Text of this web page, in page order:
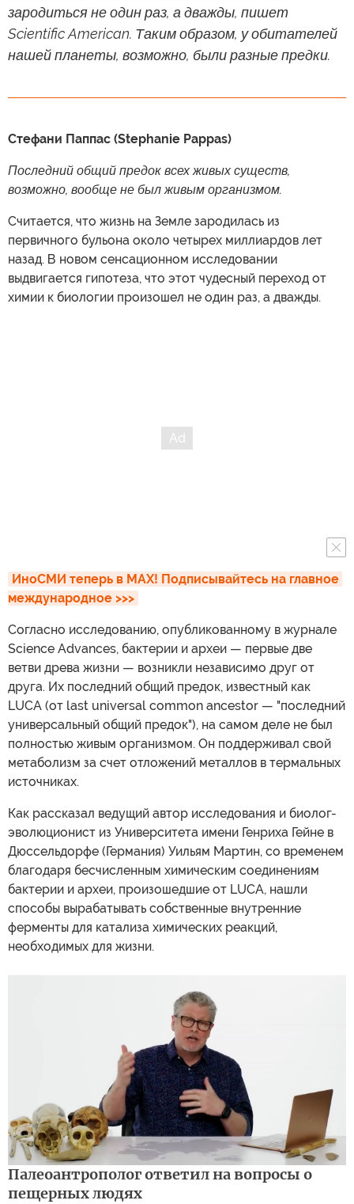
зародиться не один раз, а дважды, пишет
Scientific American. Таким образом, у обитателей
нашей планеты, возможно, были разные предки.
Стефани Паппас (Stephanie Pappas)
Последний общий предок всех живых существ,
возможно, вообще не был живым организмом.
Считается, что жизнь на Земле зародилась из
первичного бульона около четырех миллиардов лет
назад. В новом сенсационном исследовании
выдвигается гипотеза, что этот чудесный переход от
химии к биологии произошел не один раз, а дважды.
ИноСМИ теперь в MAX! Подписывайтесь на главное
международное >>>
Согласно исследованию, опубликованному в журнале
Science Advances, бактерии и археи — первые две
ветви древа жизни — возникли независимо друг от
друга. Их последний общий предок, известный как
LUCA (от last universal common ancestor — "последний
универсальный общий предок"), на самом деле не был
полностью живым организмом. Он поддерживал свой
метаболизм за счет отложений металлов в термальных
источниках.
Как рассказал ведущий автор исследования и биолог-
эволюционист из Университета имени Генриха Гейне в
Дюссельдорфе (Германия) Уильям Мартин, со временем
благодаря бесчисленным химическим соединениям
бактерии и археи, произошедшие от LUCA, нашли
способы вырабатывать собственные внутренние
ферменты для катализа химических реакций,
необходимых для жизни.
Палеоантрополог ответил на вопросы о
пещерных людях